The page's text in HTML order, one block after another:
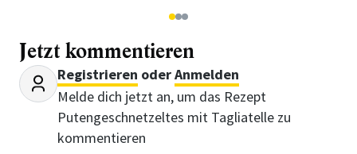
123
Jetzt kommentieren
Registrieren oderAnmelden
Melde dich jetzt an, um das Rezept
Putengeschnetzeltes mit Tagliatelle zu
kommentieren